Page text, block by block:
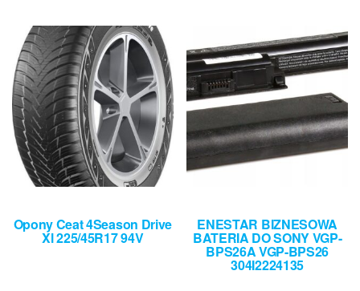
Opony Ceat 4Season Drive
Xl 225/45R17 94V
ENESTAR BIZNESOWA
BATERIA DO SONY VGP-
BPS26A VGP-BPS26
304I2224135